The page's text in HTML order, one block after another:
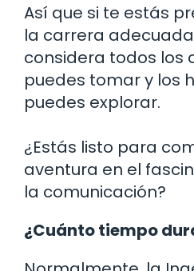
Así que si te estás
la carrera
considera todos los
puedes tomar y los
puedes explorar.
¿Estás listo para
aventura en el
la comunicación?
¿Cuánto tiempo